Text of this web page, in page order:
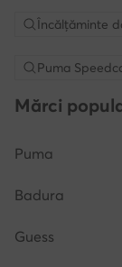
Încălțăminte
Puma
Mărci
Puma
Badura
Guess